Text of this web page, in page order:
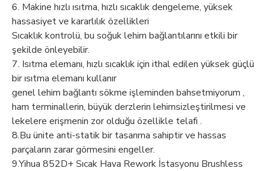
6. Makine hızlı ısıtma, hızlı sıcaklık dengeleme, yüksek
hassasiyet ve kararlılık özellikleri
Sıcaklık kontrolü, bu soğuk lehim bağlantılarını etkili bir
şekilde önleyebilir.
7. Isıtma elemanı, hızlı sıcaklık için ithal edilen yüksek güçlü
bir ısıtma elemanı kullanır
genel lehim bağlantı sökme işleminden bahsetmiyorum ,
ham terminallerin, büyük derzlerin lehimsizleştirilmesi ve
lekelere erişmenin zor olduğu özellikle telafi .
8.Bu ünite anti-statik bir tasarıma sahiptir ve hassas
parçaların zarar görmesini engeller.
9.Yihua 852D+ Sıcak Hava Rework İstasyonu Brushless